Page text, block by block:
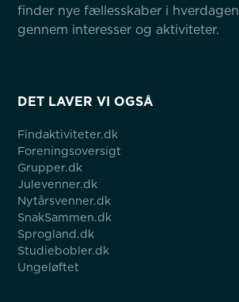
finder nye fællesskaber i hverdagen
gennem interesser og aktiviteter.
DET LAVER VI OGSÅ
Findaktiviteter.dk
Foreningsoversigt
Grupper.dk
Julevenner.dk
Nytårsvenner.dk
SnakSammen.dk
Sprogland.dk
Studiebobler.dk
Ungeløftet